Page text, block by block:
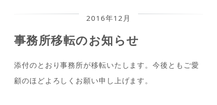
2016年12月
事務所移転のお知らせ
添付のとおり事務所が移転いたします。今後ともご愛
顧のほどよろしくお願い申し上げます。